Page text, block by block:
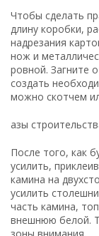
Чтобы сделать
длину коробки,
надрезания
нож и
ровной. Загните
создать
можно скотчем
азы
После того, как
усилить,
камина на
усилить
часть камина,
внешнюю белой.